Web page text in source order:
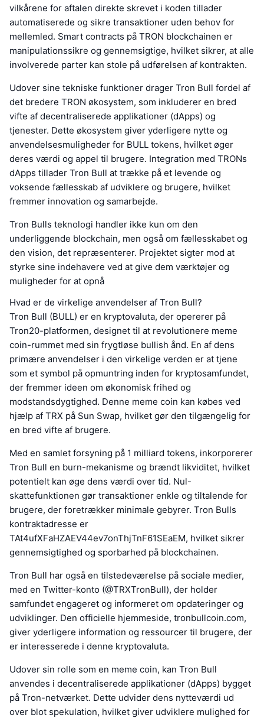
vilkårene for aftalen direkte skrevet i koden tillader
automatiserede og sikre transaktioner uden behov for
mellemled. Smart contracts på TRON blockchainen er
manipulationssikre og gennemsigtige, hvilket sikrer, at alle
involverede parter kan stole på udførelsen af kontrakten.
Udover sine tekniske funktioner drager Tron Bull fordel af
det bredere TRON økosystem, som inkluderer en bred
vifte af decentraliserede applikationer (dApps) og
tjenester. Dette økosystem giver yderligere nytte og
anvendelsesmuligheder for BULL tokens, hvilket øger
deres værdi og appel til brugere. Integration med TRONs
dApps tillader Tron Bull at trække på et levende og
voksende fællesskab af udviklere og brugere, hvilket
fremmer innovation og samarbejde.
Tron Bulls teknologi handler ikke kun om den
underliggende blockchain, men også om fællesskabet og
den vision, det repræsenterer. Projektet sigter mod at
styrke sine indehavere ved at give dem værktøjer og
muligheder for at opnå
Hvad er de virkelige anvendelser af Tron Bull?
Tron Bull (BULL) er en kryptovaluta, der opererer på
Tron20-platformen, designet til at revolutionere meme
coin-rummet med sin frygtløse bullish ånd. En af dens
primære anvendelser i den virkelige verden er at tjene
som et symbol på opmuntring inden for kryptosamfundet,
der fremmer ideen om økonomisk frihed og
modstandsdygtighed. Denne meme coin kan købes ved
hjælp af TRX på Sun Swap, hvilket gør den tilgængelig for
en bred vifte af brugere.
Med en samlet forsyning på 1 milliard tokens, inkorporerer
Tron Bull en burn-mekanisme og brændt likviditet, hvilket
potentielt kan øge dens værdi over tid. Nul-
skattefunktionen gør transaktioner enkle og tiltalende for
brugere, der foretrækker minimale gebyrer. Tron Bulls
kontraktadresse er
TAt4ufXFaHZAEV44ev7onThjTnF61SEaEM, hvilket sikrer
gennemsigtighed og sporbarhed på blockchainen.
Tron Bull har også en tilstedeværelse på sociale medier,
med en Twitter-konto (@TRXTronBull), der holder
samfundet engageret og informeret om opdateringer og
udviklinger. Den officielle hjemmeside, tronbullcoin.com,
giver yderligere information og ressourcer til brugere, der
er interesserede i denne kryptovaluta.
Udover sin rolle som en meme coin, kan Tron Bull
anvendes i decentraliserede applikationer (dApps) bygget
på Tron-netværket. Dette udvider dens nytteværdi ud
over blot spekulation, hvilket giver udviklere mulighed for